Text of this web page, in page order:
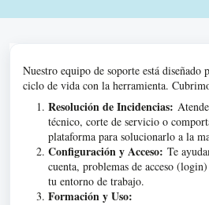
Nuestro equipo de soporte está diseñado
ciclo de vida con la herramienta.
Resolución de Incidencias:
técnico, corte de servicio o
plataforma para solucionarlo a la
Configuración y Acceso: Te
cuenta, problemas de acceso
tu entorno de trabajo.
Formación y Uso: